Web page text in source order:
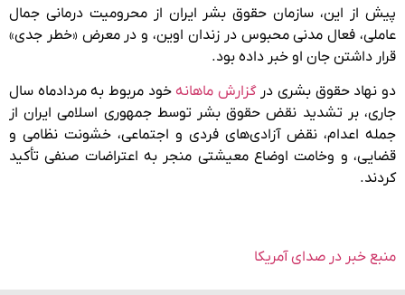
پیش از این، سازمان حقوق بشر ایران از محرومیت درمانی جمال
عاملی، فعال مدنی محبوس در زندان اوین، و در معرض «خطر جدی»
قرار داشتن جان او خبر داده بود.
دو نهاد حقوق بشری درگزارش ماهانهخود مربوط به مردادماه سال
جاری، بر تشدید نقض حقوق بشر توسط جمهوری اسلامی ایران از
جمله اعدام، نقض آزادی‌های فردی و اجتماعی، خشونت نظامی و
قضایی، و وخامت اوضاع معیشتی منجر به اعتراضات صنفی تأکید
کردند.
منبع خبر در صدای آمریکا